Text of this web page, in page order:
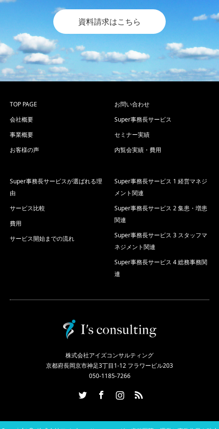
資料請求はこちら
TOP PAGE
会社概要
事業概要
お客様の声
お問い合わせ
Super事務長サービス
セミナー実績
内覧会実績・費用
Super事務長サービスが選ばれる理
由
サービス比較
費用
サービス開始までの流れ
Super事務長サービス 1 経営マネジ
メント関連
Super事務長サービス 2 集患・増患
関連
Super事務長サービス 3 スタッフマ
ネジメント関連
Super事務長サービス 4 総務事務関
連
株式会社アイズコンサルティング
京都府長岡京市神足3丁目1-12 フラワービル203
050-1185-7266
InstagramRSS